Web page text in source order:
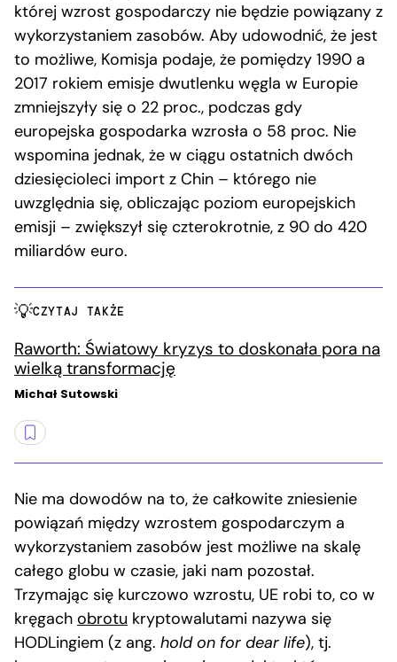
której wzrost gospodarczy nie będzie powiązany z
wykorzystaniem zasobów. Aby udowodnić, że jest
to możliwe, Komisja podaje, że pomiędzy 1990 a
2017 rokiem emisje dwutlenku węgla w Europie
zmniejszyły się o 22 proc., podczas gdy
europejska gospodarka wzrosła o 58 proc. Nie
wspomina jednak, że w ciągu ostatnich dwóch
dziesięcioleci import z Chin – którego nie
uwzględnia się, obliczając poziom europejskich
emisji – zwiększył się czterokrotnie, z 90 do 420
miliardów euro.
CZYTAJ TAKŻE
Raworth: Światowy kryzys to doskonała pora na
wielką transformację
Michał Sutowski
Nie ma dowodów na to, że całkowite zniesienie
powiązań między wzrostem gospodarczym a
wykorzystaniem zasobów jest możliwe na skalę
całego globu w czasie, jaki nam pozostał.
Trzymając się kurczowo wzrostu, UE robi to, co w
kręgach obrotu kryptowalutami nazywa się
HODLingiem (z ang. hold on for dear life), tj.